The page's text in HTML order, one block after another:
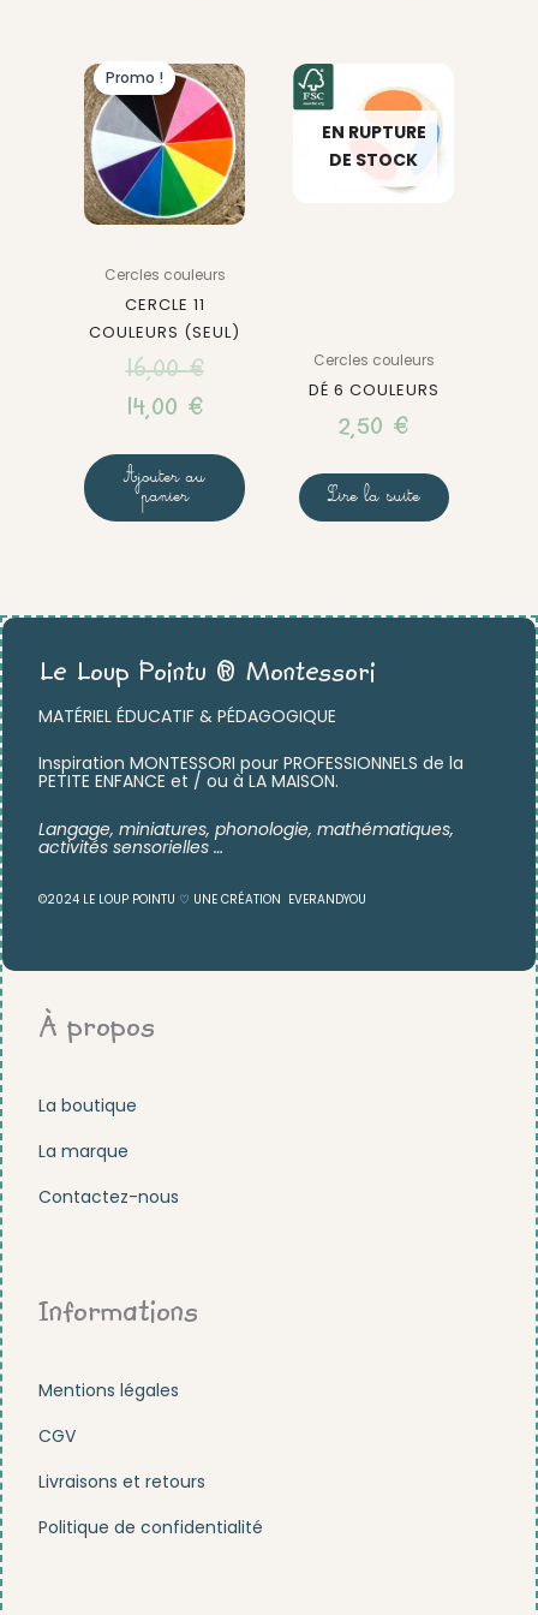
Promo !
Cercles couleurs
CERCLE 11
COULEURS (SEUL)
16,00€
Le
prix
initial
était :
16,00 €.
14,00 €
Le
prix
actuel
est :
14,00 €.
Ajouter au
panier
EN RUPTURE
DE STOCK
Cercles couleurs
DÉ 6 COULEURS
2,50 €
Lire la suite
Le Loup Pointu ® Montessori
MATÉRIEL ÉDUCATIF & PÉDAGOGIQUE
Inspiration MONTESSORI pour PROFESSIONNELS de la
PETITE ENFANCE et / ou à LA MAISON.
Langage, miniatures, phonologie, mathématiques,
activités sensorielles …
©2024 LE LOUP POINTU ♡ UNE CRÉATION EVERANDYOU
À propos
La boutique
La marque
Contactez-nous
Informations
Mentions légales
CGV
Livraisons et retours
Politique de confidentialité